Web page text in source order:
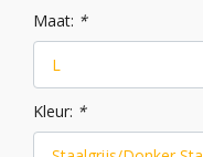
Maat: *
Kleur: *